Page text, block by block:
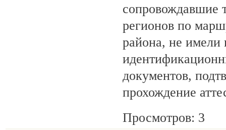
сопровождавшие
регионов по
района, не имели
документов,
прохождение
Просмотров: 3